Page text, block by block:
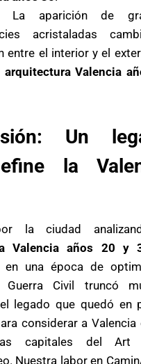
La aparición de
acristaladas
entre el interior y el
arquitectura Valencia
Un
la
la ciudad
Valencia años 20 y
en una época de
Guerra Civil truncó
legado que quedó en
considerar a Valencia
capitales del Art
Nuestra labor en